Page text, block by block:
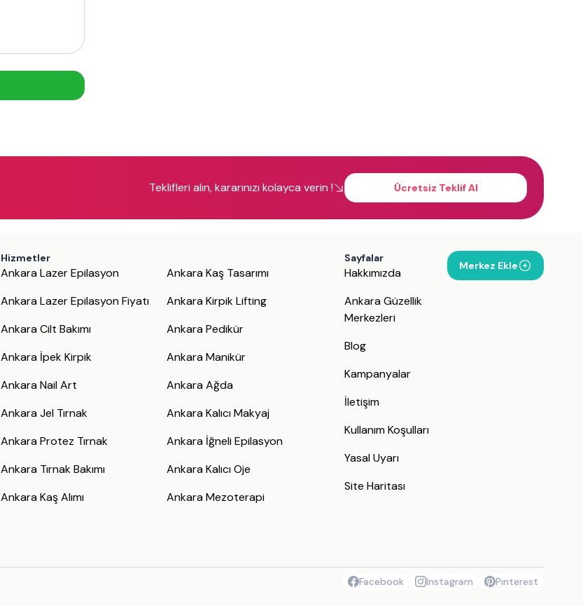
Teklifleri alın, kararınızı kolayca verin ! Ücretsiz Teklif Al
Hizmetler
Ankara Lazer Epilasyon
Ankara Lazer Epilasyon Fiyatı
Ankara Cilt Bakımı
Ankara İpek Kirpik
Ankara Nail Art
Ankara Jel Tırnak
Ankara Protez Tırnak
Ankara Tırnak Bakımı
Ankara Kaş Alımı
Ankara Kaş Tasarımı
Ankara Kirpik Lifting
Ankara Pedikür
Ankara Manikür
Ankara Ağda
Ankara Kalıcı Makyaj
Ankara İğneli Epilasyon
Ankara Kalıcı Oje
Ankara Mezoterapi
Sayfalar
Hakkımızda
Ankara Güzellik
Merkezleri
Blog
Kampanyalar
İletişim
Kullanım Koşulları
Yasal Uyarı
Site Haritası
Merkez Ekle
Facebook Instagram Pinterest